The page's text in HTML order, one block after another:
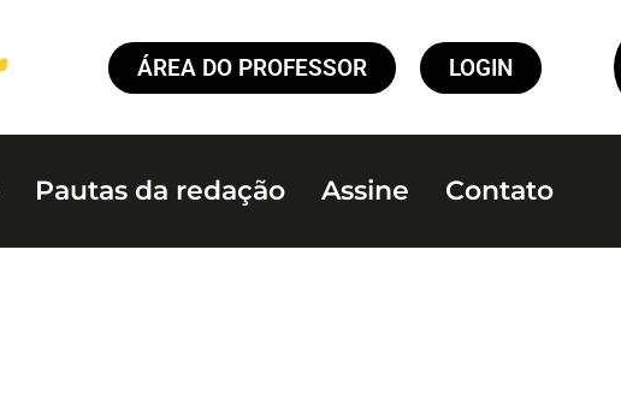
ÁREA DO PROFESSOR LOGIN
Pautas da redação Assine Contato